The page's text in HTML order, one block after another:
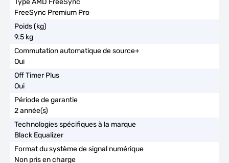
FreeSync Premium Pro
9.5 kg
Oui
Oui
2 année(s)
Black Equalizer
Non pris en charge